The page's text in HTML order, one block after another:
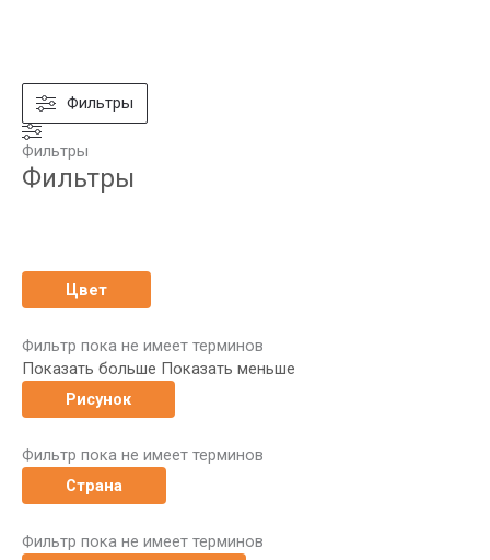
Фильтры
Фильтры
Фильтры
Цвет
Фильтр пока не имеет терминов
Показать больше Показать меньше
Рисунок
Фильтр пока не имеет терминов
Страна
Фильтр пока не имеет терминов